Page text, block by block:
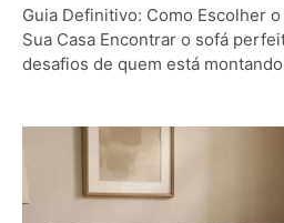
Guia Definitivo: Como Escolher o
Sua Casa Encontrar o sofá
desafios de quem está